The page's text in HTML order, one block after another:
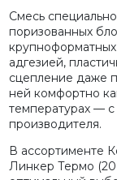
Смесь
поризованных
адгезией,
сцепление даже
ней комфортно
температурах —
производителя.
В ассортименте
Линкер Термо